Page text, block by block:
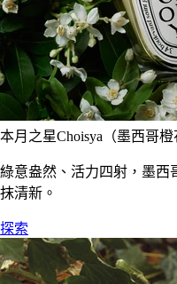
本月之星Choisya（墨西哥
綠意盎然、活力四射，墨西
抹清新。
探索